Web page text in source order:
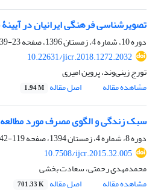
تصویرشناسی فرهنگی ایرانیان در
دوره 10، شماره 4، زمستان 1396، صفحه
23-39
10.22631/jicr.2018.1272.2032
تورج زینی‌وند، پروین امیری
مشاهده مقاله
اصل مقاله 1.94 M
سبک زندگی و الگوی مصرف مورد
دوره 8، شماره 4، زمستان 1394، صفحه
119-142
10.7508/ijcr.2015.32.005
محمدمهدی رحمتی، سعادت بخشی
مشاهده مقاله
اصل مقاله 701.33 K